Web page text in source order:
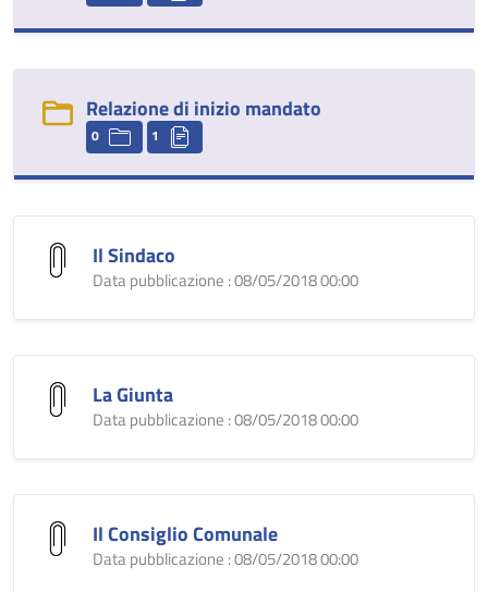
Relazione di inizio mandato
0 1
Il Sindaco
Data pubblicazione : 08/05/2018 00:00
La Giunta
Data pubblicazione : 08/05/2018 00:00
Il Consiglio Comunale
Data pubblicazione : 08/05/2018 00:00